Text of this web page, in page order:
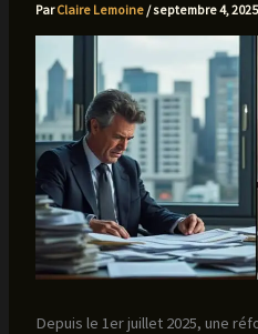
ParClaire Lemoine /septembre 4, 2025
Depuis le 1er juillet 2025, une